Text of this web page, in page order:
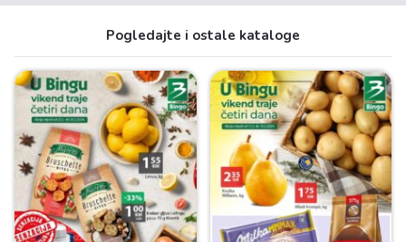
Pogledajte i ostale kataloge